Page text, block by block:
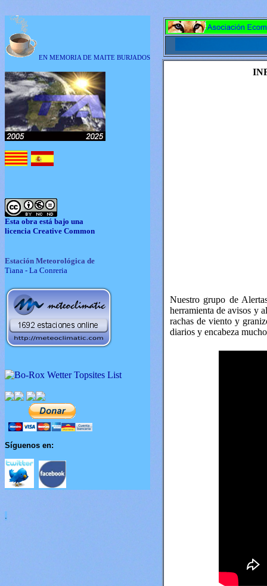
EN MEMORIA DE MAITE BURJADOS
Esta obra está bajo una
licencia Creative Common
Estación Meteorológica de
Tiana - La Conreria
Síguenos en:
.
Nuestro grupo de
herramienta de avisos y
rachas de viento y
diarios y encabeza